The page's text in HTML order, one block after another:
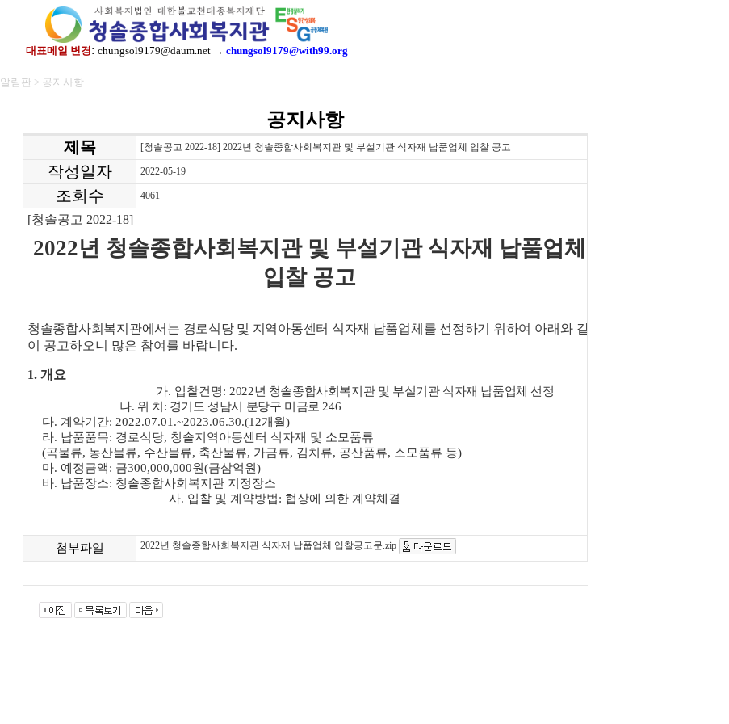
대표메일 변경: chungsol9179@daum.net → chungsol9179@with99.org
알림판 > 공지사항
공지사항
제목 [청솔공고 2022-18] 2022년 청솔종합사회복지관 및 부설기관 식자재 납품업체 입찰 공고
작성일자 2022-05-19
조회수 4061
[청솔공고 2022-18]
2022년 청솔종합사회복지관 및 부설기관 식자재 납품업체
입찰 공고
청솔종합사회복지관에서는 경로식당 및 지역아동센터 식자재 납품업체를 선정하기 위하여 아래와 같
이 공고하오니 많은 참여를 바랍니다.
1. 개요
가. 입찰건명: 2022년 청솔종합사회복지관 및 부설기관 식자재 납품업체 선정
나. 위 치 : 경기도 성남시 분당구 미금로 246
다. 계약기간: 2022.07.01.~2023.06.30.(12개월)
라. 납품품목: 경로식당, 청솔지역아동센터 식자재 및 소모품류
(곡물류, 농산물류, 수산물류, 축산물류, 가금류, 김치류, 공산품류, 소모품류 등)
마. 예정금액: 금300,000,000원(금삼억원)
바. 납품장소: 청솔종합사회복지관 지정장소
사. 입찰 및 계약방법: 협상에 의한 계약체결
첨부파일 2022년 청솔종합사회복지관 식자재 납풉업체 입찰공고문.zip